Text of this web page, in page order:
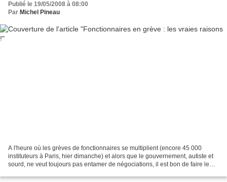
Publié le 19/05/2008 à 08:00
Par Michel Pineau
A l'heure où les grèves de fonctionnaires se multiplient (encore 45 000
instituteurs à Paris, hier dimanche) et alors que le gouvernement, autiste et
sourd, ne veut toujours pas entamer de négociations, il est bon de faire le